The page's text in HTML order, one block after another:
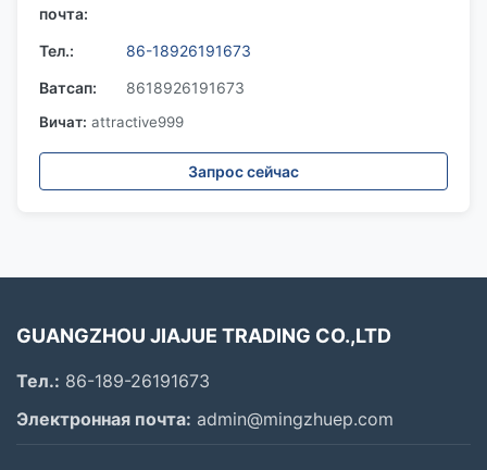
почта:
Тел.:
86-18926191673
Ватсап:
8618926191673
Вичат: attractive999
Запрос сейчас
GUANGZHOU JIAJUE TRADING CO.,LTD
Тел.: 86-189-26191673
Электронная почта: admin@mingzhuep.com